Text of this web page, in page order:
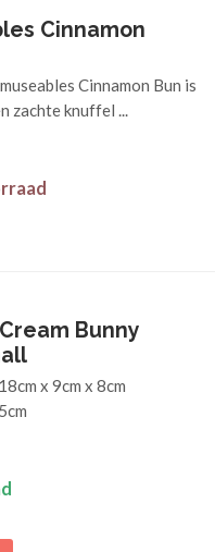
Cinnamon
Cinnamon Bun is
zachte knuffel ...
Bunny
x 9cm x 8cm